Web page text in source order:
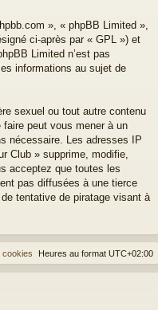
», « phpBB Limited »,
ci-après par « GPL ») et
Limited n’est pas
informations au sujet de
sexuel ou tout autre contenu
peut vous mener à un
nécessaire. Les adresses IP
Club » supprime, modifie,
acceptez que toutes les
pas diffusées à une tierce
tentative de piratage visant à
Heures au format UTC+02:00
cookies